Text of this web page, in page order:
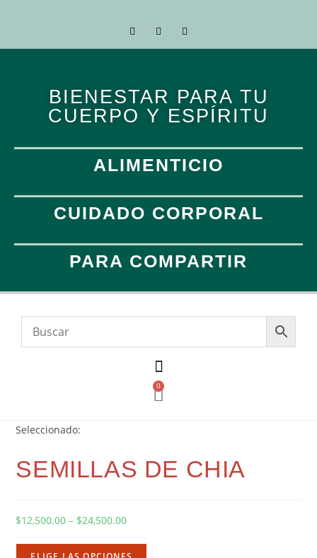
BIENESTAR PARA TU
CUERPO Y ESPÍRITU
ALIMENTICIO
CUIDADO CORPORAL
PARA COMPARTIR
0
Seleccionado:
SEMILLAS DE CHIA
$12,500.00 – $24,500.00